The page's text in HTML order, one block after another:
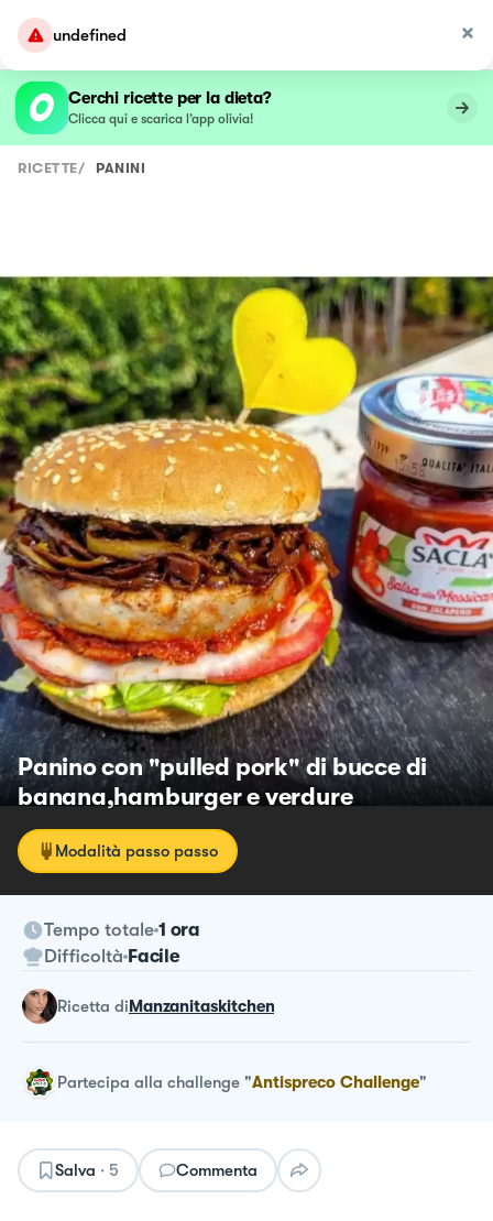
undefined
Cerchi ricette per la dieta?
Clicca qui e scarica l’app olivia!
RICETTE/ PANINI
Panino con "pulled pork" di bucce di
banana,hamburger e verdure
Modalità passo passo
Tempo totale 1 ora
Difficoltà Facile
ricetta diManzanitaskitchen
Partecipa alla challenge "Antispreco Challenge"
Salva · 5 Commenta